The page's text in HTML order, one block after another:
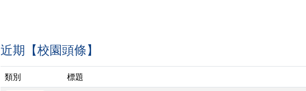
近期【校園頭條】
類別 標題